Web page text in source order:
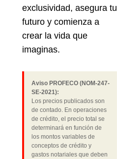
exclusividad, asegura tu
futuro y comienza a
crear la vida que
imaginas.
Aviso PROFECO (NOM-247-
SE-2021):
Los precios publicados son
de contado. En operaciones
de crédito, el precio total se
determinará en función de
los montos variables de
conceptos de crédito y
gastos notariales que deben